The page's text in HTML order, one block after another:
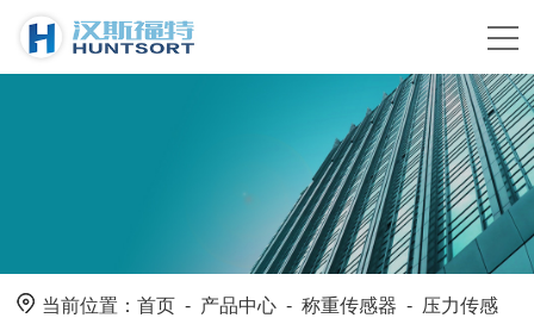
当前位置：首页 - 产品中心 -称重传感器 - 压力传感